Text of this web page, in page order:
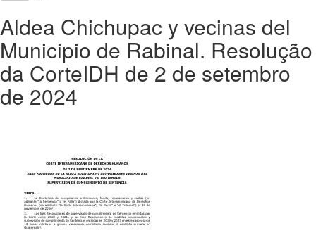
Aldea Chichupac y vecinas del
Municipio de Rabinal. Resolução
da CorteIDH de 2 de setembro
de 2024